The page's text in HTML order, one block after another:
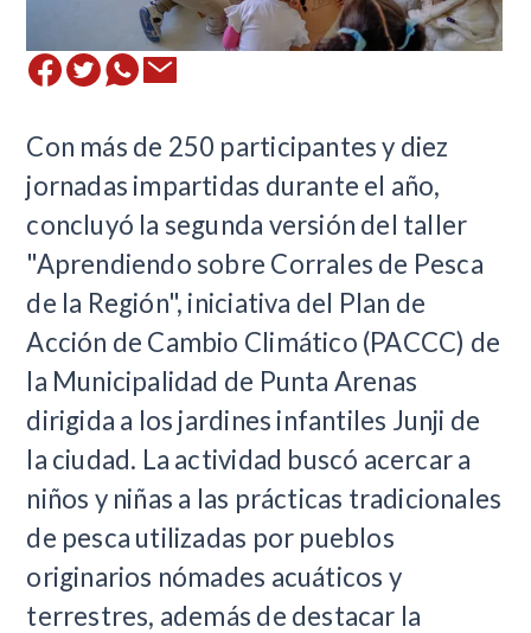
​Con más de 250 participantes y diez
jornadas impartidas durante el año,
concluyó la segunda versión del taller
"Aprendiendo sobre Corrales de Pesca
de la Región", iniciativa del Plan de
Acción de Cambio Climático (PACCC) de
la Municipalidad de Punta Arenas
dirigida a los jardines infantiles Junji de
la ciudad. La actividad buscó acercar a
niños y niñas a las prácticas tradicionales
de pesca utilizadas por pueblos
originarios nómades acuáticos y
terrestres, además de destacar la